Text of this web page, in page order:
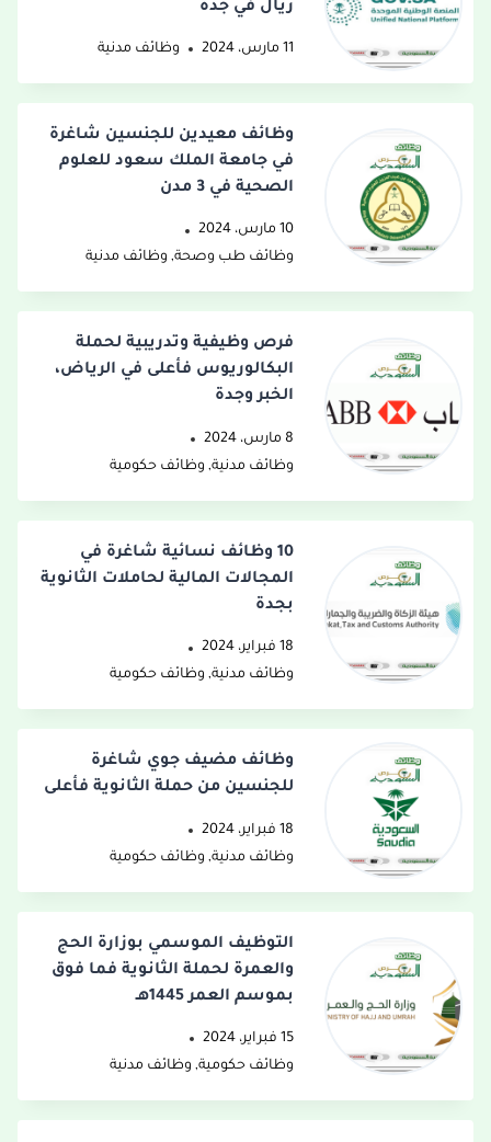
ريال في جدة
11 مارس، 2024 وظائف مدنية
وظائف معيدين للجنسين شاغرة
في جامعة الملك سعود للعلوم
الصحية في 3 مدن
10 مارس، 2024
وظائف طب وصحة, وظائف مدنية
فرص وظيفية وتدريبية لحملة
البكالوريوس فأعلى في الرياض،
الخبر وجدة
8 مارس، 2024
وظائف مدنية, وظائف حكومية
10 وظائف نسائية شاغرة في
المجالات المالية لحاملات الثانوية
بجدة
18 فبراير، 2024
وظائف مدنية, وظائف حكومية
وظائف مضيف جوي شاغرة
للجنسين من حملة الثانوية فأعلى
18 فبراير، 2024
وظائف مدنية, وظائف حكومية
التوظيف الموسمي بوزارة الحج
والعمرة لحملة الثانوية فما فوق
بموسم العمر 1445هـ
15 فبراير، 2024
وظائف حكومية, وظائف مدنية